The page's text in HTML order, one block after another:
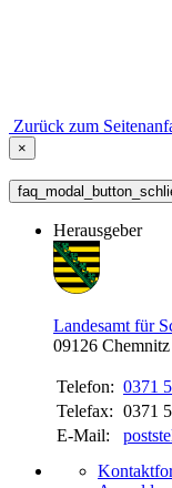
Zurück zum
×
Herausgeber
Landesamt für
09126 Chemnitz
Telefon: 0371
Telefax: 0371
E-Mail: